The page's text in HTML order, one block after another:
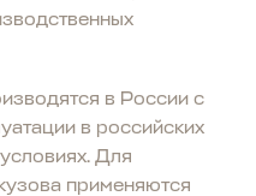
в России с
в российских
Для
применяются